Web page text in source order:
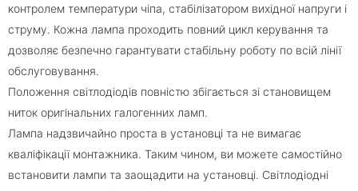
контролем температури чіпа, стабілізатором вихідної напруги і
струму. Кожна лампа проходить повний цикл керування та
дозволяє безпечно гарантувати стабільну роботу по всій лінії
обслуговування.
Положення світлодіодів повністю збігається зі становищем
ниток оригінальних галогенних ламп.
Лампа надзвичайно проста в установці та не вимагає
кваліфікації монтажника. Таким чином, ви можете самостійно
встановити лампи та заощадити на установці. Світлодіодні